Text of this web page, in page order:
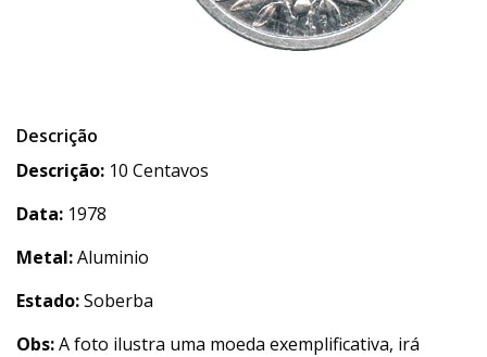
Descrição
Descrição: 10 Centavos
Data: 1978
Metal:Aluminio
Estado:Soberba
Obs:A foto ilustra uma moeda exemplificativa, irá